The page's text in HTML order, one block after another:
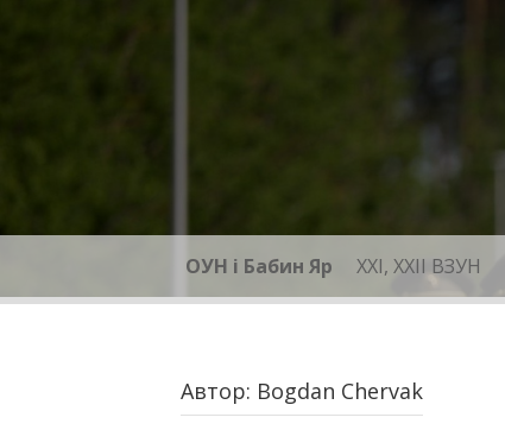
ОУН і Бабин Яр XXI, ХХІІ ВЗУН
Автор: Bogdan Chervak